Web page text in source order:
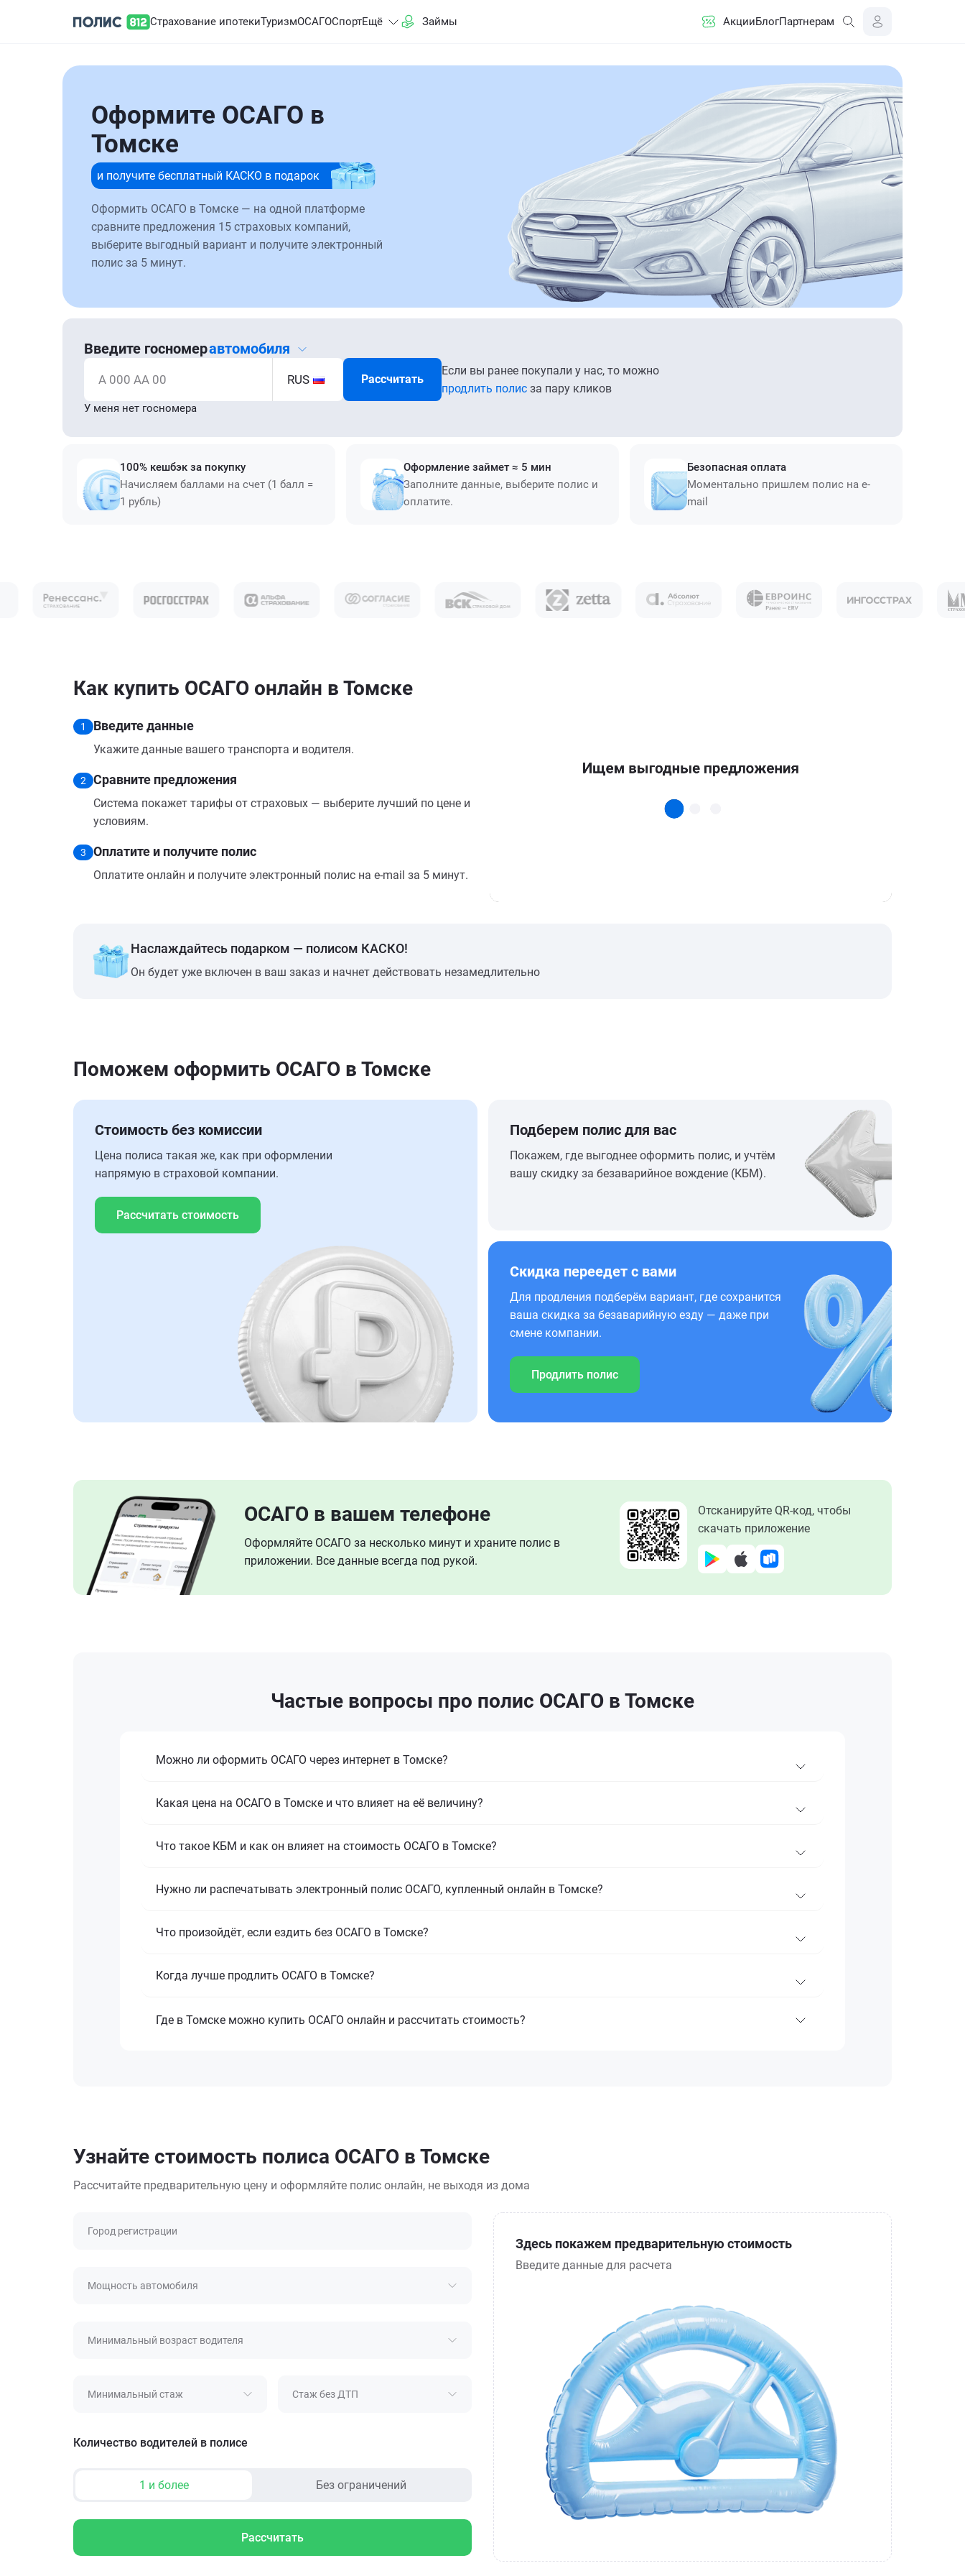
Страхование ипотекиТуризмОСАГОСпортЕщё Займы АкцииБлогПартнерам
Оформите ОСАГО в
Томске
и получите бесплатный КАСКО в подарок
Оформить ОСАГО в Томске — на одной платформе
сравните предложения 15 страховых компаний,
выберите выгодный вариант и получите электронный
полис за 5 минут.
Введите госномеравтомобиля
А 000 АА 00 RUS Рассчитать
Если вы ранее покупали у нас, то можно
продлить полис за пару кликов
У меня нет госномера
100% кешбэк за покупку
Начисляем баллами на счет (1 балл =
1 рубль)
Оформление займет ≈ 5 мин
Заполните данные, выберите полис и
оплатите.
Безопасная оплата
Моментально пришлем полис на e-
mail
Как купить ОСАГО онлайн в Томске
1 Введите данные
Укажите данные вашего транспорта и водителя.
2 Сравните предложения
Система покажет тарифы от страховых — выберите лучший по цене и
условиям.
3 Оплатите и получите полис
Оплатите онлайн и получите электронный полис на e-mail за 5 минут.
Наслаждайтесь подарком — полисом КАСКО!
Он будет уже включен в ваш заказ и начнет действовать незамедлительно
Поможем оформить ОСАГО в Томске
Стоимость без комиссии
Цена полиса такая же, как при оформлении
напрямую в страховой компании.
Рассчитать стоимость
Подберем полис для вас
Покажем, где выгоднее оформить полис, и учтём
вашу скидку за безаварийное вождение (КБМ).
Скидка переедет с вами
Для продления подберём вариант, где сохранится
ваша скидка за безаварийную езду — даже при
смене компании.
Продлить полис
ОСАГО в вашем телефоне
Оформляйте ОСАГО за несколько минут и храните полис в
приложении. Все данные всегда под рукой.
Отсканируйте QR-код, чтобы
скачать приложение
Частые вопросы про полис ОСАГО в Томске
Можно ли оформить ОСАГО через интернет в Томске?
Какая цена на ОСАГО в Томске и что влияет на её величину?
Что такое КБМ и как он влияет на стоимость ОСАГО в Томске?
Нужно ли распечатывать электронный полис ОСАГО, купленный онлайн в Томске?
Что произойдёт, если ездить без ОСАГО в Томске?
Когда лучше продлить ОСАГО в Томске?
Где в Томске можно купить ОСАГО онлайн и рассчитать стоимость?
Узнайте стоимость полиса ОСАГО в Томске
Рассчитайте предварительную цену и оформляйте полис онлайн, не выходя из дома
Город регистрации
Мощность автомобиля
Минимальный возраст водителя
Минимальный стаж Стаж без ДТП
Количество водителей в полисе
1 и более Без ограничений
Рассчитать
Здесь покажем предварительную стоимость
Введите данные для расчета